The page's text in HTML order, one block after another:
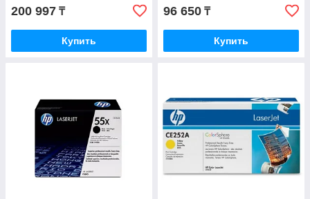
200 997 ₸
Купить
96 650 ₸
Купить